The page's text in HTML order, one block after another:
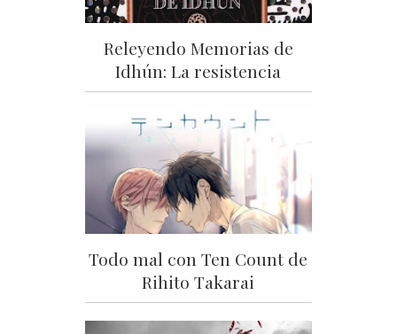
Releyendo Memorias de
Idhún: La resistencia
Todo mal con Ten Count de
Rihito Takarai